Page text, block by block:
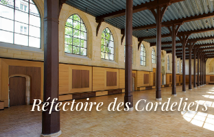
Réfectoire des Cordeliers